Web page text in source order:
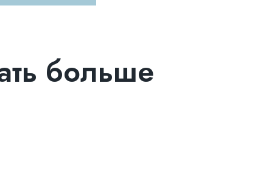
больше